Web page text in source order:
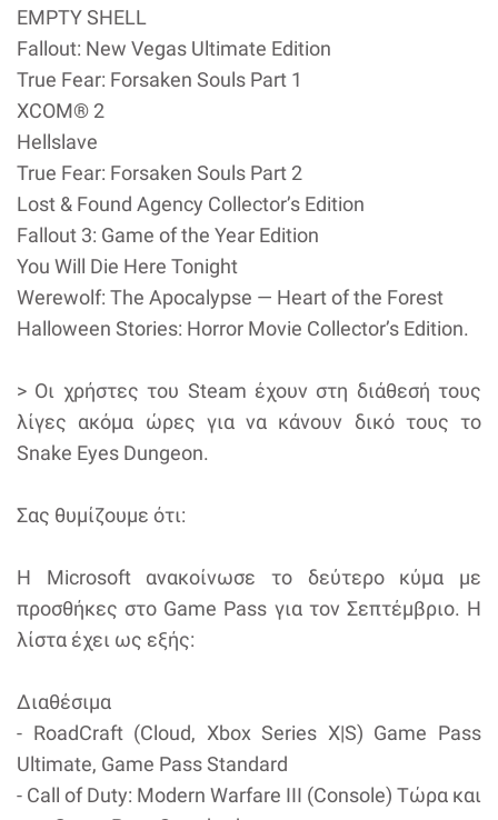
EMPTY SHELL
Fallout: New Vegas Ultimate Edition
True Fear: Forsaken Souls Part 1
XCOM® 2
Hellslave
True Fear: Forsaken Souls Part 2
Lost & Found Agency Collector’s Edition
Fallout 3: Game of the Year Edition
You Will Die Here Tonight
Werewolf: The Apocalypse — Heart of the Forest
Halloween Stories: Horror Movie Collector’s Edition.
> Οι χρήστες του Steam έχουν στη διάθεσή τους
λίγες ακόμα ώρες για να κάνουν δικό τους το
Snake Eyes Dungeon.
Σας θυμίζουμε ότι:
Η Microsoft ανακοίνωσε το δεύτερο κύμα με
προσθήκες στο Game Pass για τον Σεπτέμβριο. Η
λίστα έχει ως εξής:
Διαθέσιμα
- RoadCraft (Cloud, Xbox Series X|S) Game Pass
Ultimate, Game Pass Standard
- Call of Duty: Modern Warfare III (Console) Τώρα και